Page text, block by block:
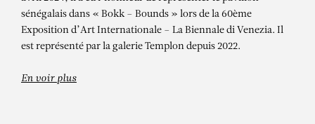
sénégalais dans « Bokk – Bounds » lors de la 60ème
Exposition d’Art Internationale – La Biennale di Venezia. Il
est représenté par la galerie Templon depuis 2022.
En voir plus